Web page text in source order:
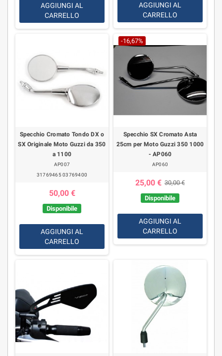
AGGIUNGI AL
CARRELLO
AGGIUNGI AL
CARRELLO
Specchio Cromato Tondo DX o
SX Originale Moto Guzzi da 350
a 1100
AP007
31769465 03769400
50,00 €
Disponibile
AGGIUNGI AL
CARRELLO
-16,67%
Specchio SX Cromato Asta
25cm per Moto Guzzi 350 1000
- AP060
AP060
25,00 € 30,00 €
Disponibile
AGGIUNGI AL
CARRELLO